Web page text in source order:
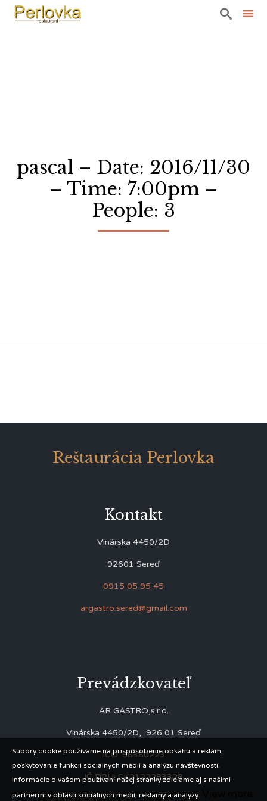

pascal – Date: 2016/11/30
– Time: 7:00pm –
People: 3
Reštaurácia Perlovka
Kontakt
Vinárska 4450/2D
92601 Sereď
0915 05 95 45
argastro.sered@gmail.com
Prevádzkovateľ
AR GASTRO,s.r.o.
Vinárska 4450/2D, 926 01 Sereď
IČO: 56360223
IČ DPH: SK2122283328
Súbory cookie používame na prispôsobenie obsahu a reklám,
poskytovanie funkcií sociálnych médií a analýzu návštevnosti.
Informácie o vašom používaní našej stránky zdieľame aj s našimi
partnermi v oblasti sociálnych médií, reklamy a analýzy.